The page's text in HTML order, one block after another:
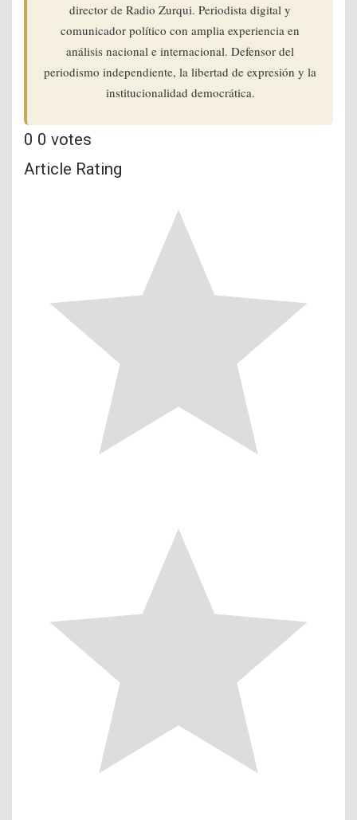
director de Radio Zurqui. Periodista digital y
comunicador político con amplia experiencia en
análisis nacional e internacional. Defensor del
periodismo independiente, la libertad de expresión y la
institucionalidad democrática.
0 0 votes
Article Rating